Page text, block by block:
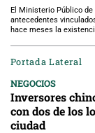
El Ministerio Público de
antecedentes
hace meses la
Portada Lateral
NEGOCIOS
Inversores
con dos de los
ciudad